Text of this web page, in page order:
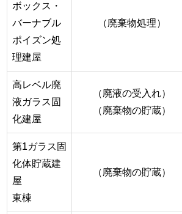
ボックス・
バーナブル
ポイズン処
理建屋
（廃棄物処理）
高レベル廃
液ガラス固
化建屋
（廃液の受入れ）
（廃棄物の貯蔵）
第1ガラス固
化体貯蔵建
屋
東棟
（廃棄物の貯蔵）